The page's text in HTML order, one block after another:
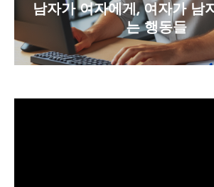
남자가 여자에게, 여자가 남
는 행동들